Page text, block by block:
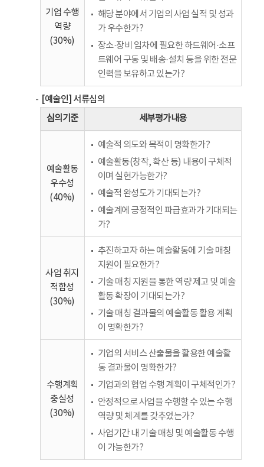
기업 수행
역량
(30%)
해당 분야에서 기업의 사업 실적 및 성과
가 우수한가?
장소·장비 임차에 필요한 하드웨어·소프
트웨어 구동 및 배송·설치 등을 위한 전문
인력을 보유하고 있는가?
[예술인] 서류심의
심의기준 세부평가내용
예술활동
우수성
(40%)
예술적 의도와 목적이 명확한가?
예술활동(창작, 확산 등) 내용이 구체적
이며 실현가능한가?
예술적 완성도가 기대되는가?
예술계에 긍정적인 파급효과가 기대되는
가?
사업 취지
적합성
(30%)
추진하고자 하는 예술활동에 기술 매칭
지원이 필요한가?
기술 매칭 지원을 통한 역량 제고 및 예술
활동 확장이 기대되는가?
기술 매칭 결과물의 예술활동 활용 계획
이 명확한가?
수행계획
충실성
(30%)
기업의 서비스 산출물을 활용한 예술활
동 결과물이 명확한가?
기업과의 협업 수행 계획이 구체적인가?
안정적으로 사업을 수행할 수 있는 수행
역량 및 체계를 갖추었는가?
사업기간 내 기술 매칭 및 예술활동 수행
이 가능한가?